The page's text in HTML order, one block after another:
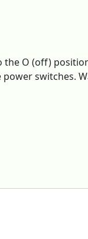
the O (off)
switches.